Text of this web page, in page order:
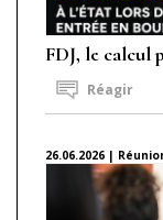
FDJ, le calcul
Réagir
26.06.2026 |